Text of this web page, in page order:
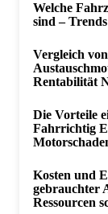
Welche
sind –
Vergleich
Rentabilität
Die Vorteile
Fahrrichtig
Kosten und
gebrauchter
Ressourcen